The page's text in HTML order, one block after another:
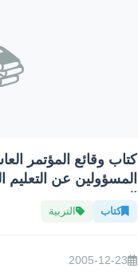
المسؤولين عن التعليم
كتاب التربية
2005-12-23